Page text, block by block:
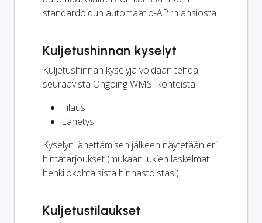
standardoidun automaatio-API:n ansiosta.
Kuljetushinnan kyselyt
Kuljetushinnan kyselyjä voidaan tehdä
seuraavista Ongoing WMS -kohteista:
Tilaus
Lähetys
Kyselyn lähettämisen jälkeen näytetään eri
hintatarjoukset (mukaan lukien laskelmat
henkilökohtaisista hinnastoistasi).
Kuljetustilaukset